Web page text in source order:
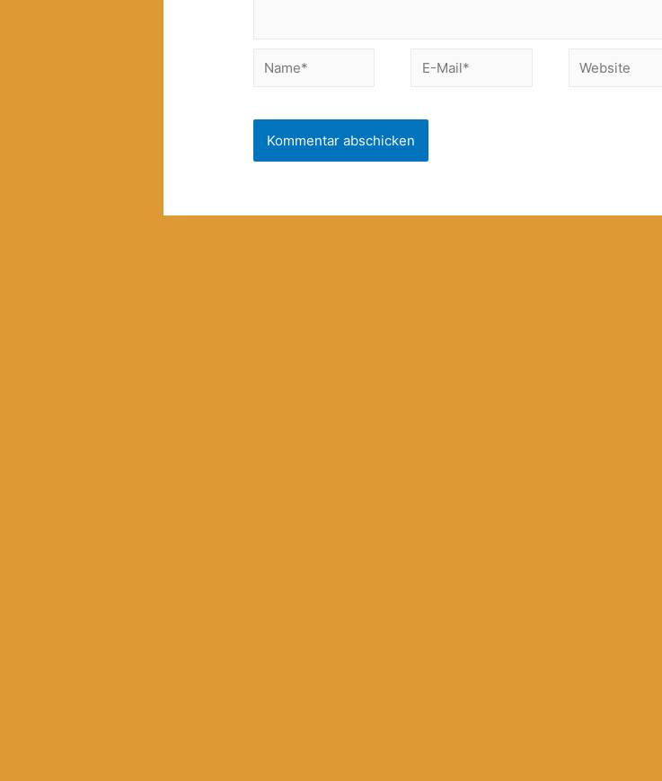
Name*
E-
Website